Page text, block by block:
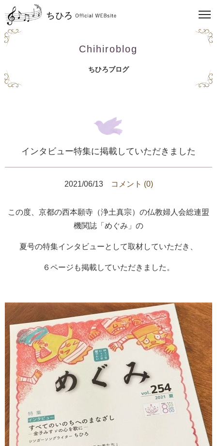
Chihiroblog
ちひろブログ
インタビュー特集に掲載していただきました
2021/06/13 コメント (0)
この度、京都の西本願寺（浄土真宗）の仏教婦人会総連盟
機関誌「めぐみ」の
夏号の特集インタビューとして取材していただき、
６ページも掲載していただきました。